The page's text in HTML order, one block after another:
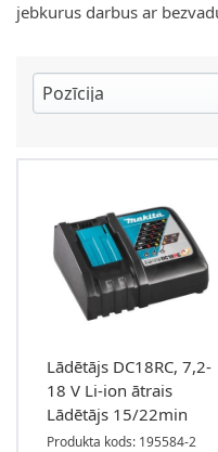
jebkurus darbus ar
Lādētājs DC18RC, 7,2-
18 V Li-ion ātrais
Lādētājs 15/22min
Produkta kods: 195584-2